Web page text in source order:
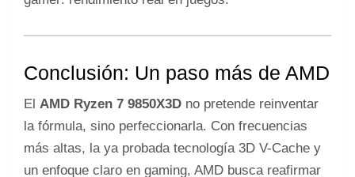
Conclusión: Un paso más de AMD
El AMD Ryzen 7 9850X3D no pretende reinventar
la fórmula, sino perfeccionarla. Con frecuencias
más altas, la ya probada tecnología 3D V-Cache y
un enfoque claro en gaming, AMD busca reafirmar